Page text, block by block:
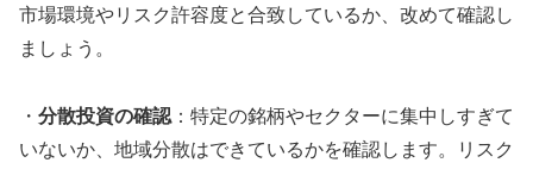
市場環境やリスク許容度と合致しているか、改めて確認し
ましょう。
・ 分散投資の確認 ：特定の銘柄やセクターに集中しすぎて
いないか、地域分散はできているかを確認します。リスク